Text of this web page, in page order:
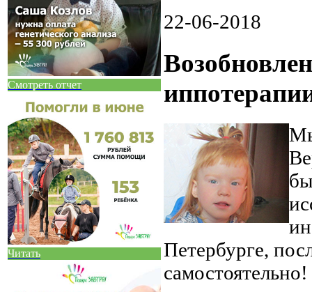
Смотреть отчет
Читать
22-06-2018
Петербурге,
самостоятельно!